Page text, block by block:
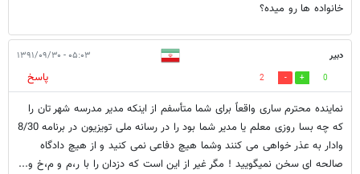
خانواده ها رو ميده؟
دبیر ۰۵:۰۳ - ۱۳۹۱/۰۹/۳۰
0
2
پاسخ
نماینده محترم ساری واقعاً برای شما متأسفم از اینکه مدیر مدرسه شهر تان را
که چه بسا روزی معلم یا مدیر شما بود را در رسانه ملی تویزیون در برنامه 8/30
وادار به عذر خواهی می کنند وشما هیچ دفاعی نمی کنید و از هیچ دادگاه
صالحه ای سخن نمیگویید ! مگر غیر از این است که دزدان را با ر،م و م،خ و...